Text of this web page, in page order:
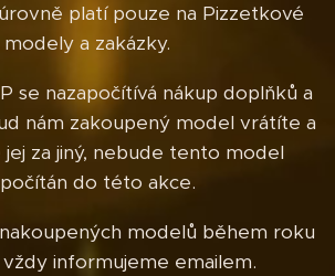
platí pouze na Pizzetkové
modely a zakázky.
se nazapočítívá nákup doplňků a
nám zakoupený model vrátíte a
za jiný, nebude tento model
do této akce.
modelů během roku
vždy informujeme emailem.